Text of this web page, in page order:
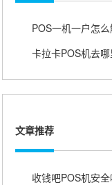
文章推荐
收钱吧POS机安